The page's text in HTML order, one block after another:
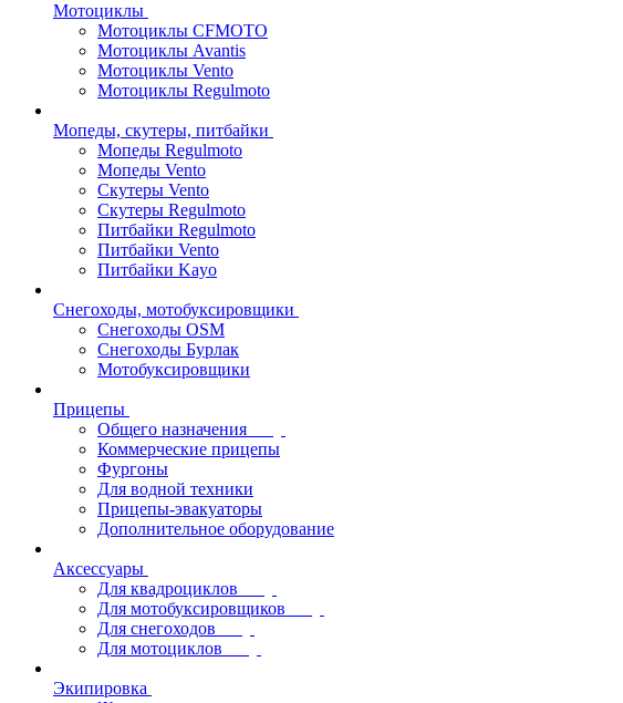
Мотоциклы
Мотоциклы CFMOTO
Мотоциклы Avantis
Мотоциклы Vento
Мотоциклы Regulmoto
Мопеды, скутеры, питбайки
Мопеды Regulmoto
Мопеды Vento
Скутеры Vento
Скутеры Regulmoto
Питбайки Regulmoto
Питбайки Vento
Питбайки Kayo
Снегоходы, мотобуксировщики
Снегоходы OSM
Снегоходы Бурлак
Мотобуксировщики
Прицепы
Общего назначения
Коммерческие прицепы
Фургоны
Для водной техники
Прицепы-эвакуаторы
Дополнительное оборудование
Аксессуары
Для квадроциклов
Для мотобуксировщиков
Для снегоходов
Для мотоциклов
Экипировка